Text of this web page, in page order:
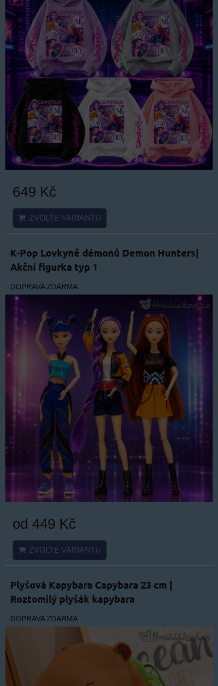
649 Kč
ZVOLTE VARIANTU
K-Pop Lovkyně démonů Demon Hunters|
Akční figurka typ 1
DOPRAVA ZDARMA
od 449 Kč
ZVOLTE VARIANTU
Plyšová Kapybara Capybara 23 cm |
Roztomilý plyšák kapybara
DOPRAVA ZDARMA